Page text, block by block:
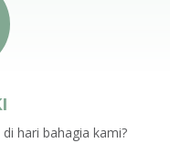
hari bahagia kami?